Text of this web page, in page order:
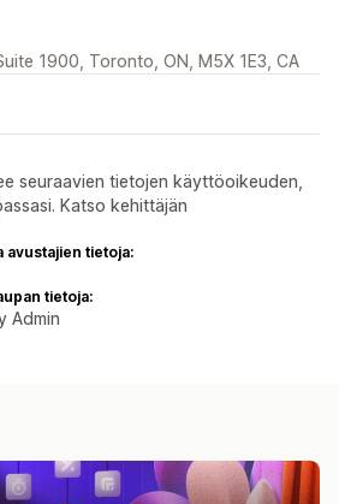
1900, Toronto, ON, M5X 1E3, CA
seuraavien tietojen käyttöoikeuden,
Katso kehittäjän
avustajien tietoja:
tietoja:
Admin